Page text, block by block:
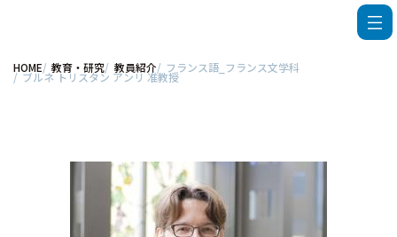
HOME 教育・研究 教員紹介 フランス語_フランス文学科
ブルネ トリスタン アンリ 准教授